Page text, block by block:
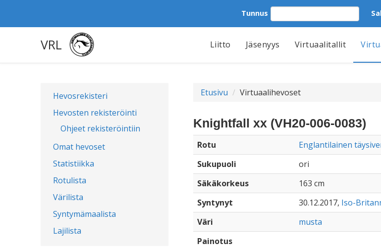
Tunnus
VRL Liitto Jäsenyys Virtuaalitallit
Hevosrekisteri
Hevosten rekisteröinti
Ohjeet rekisteröintiin
Omat hevoset
Statistiikka
Rotulista
Värilista
Syntymämaalista
Lajilista
Etusivu Virtuaalihevoset
Knightfall xx (VH20-006-0083)
Rotu
Englantilainen
Sukupuoli
ori
Säkäkorkeus
163 cm
Syntynyt
30.12.2017, Iso-
Väri
musta
Painotus